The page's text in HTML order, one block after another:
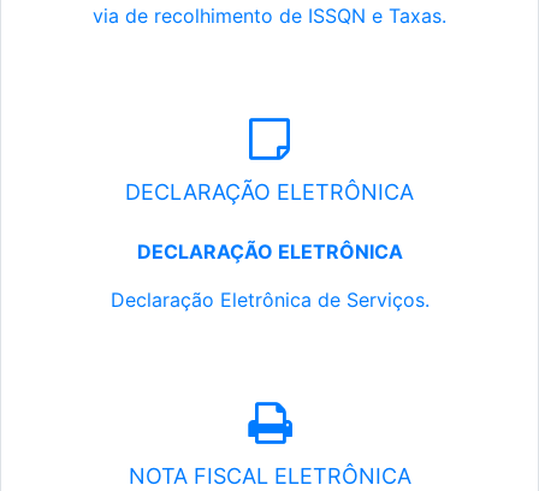
via de recolhimento de ISSQN e Taxas.
DECLARAÇÃO ELETRÔNICA
DECLARAÇÃO ELETRÔNICA
Declaração Eletrônica de Serviços.
NOTA FISCAL ELETRÔNICA